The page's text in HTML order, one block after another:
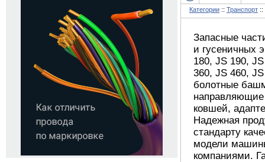
Категории :: Транспорт ::
Запасные
и гусеничных
180, JS 190,
360, JS 460,
болотные
направляющие
ковшей,
Надежная
стандарту
модели
компаниями.